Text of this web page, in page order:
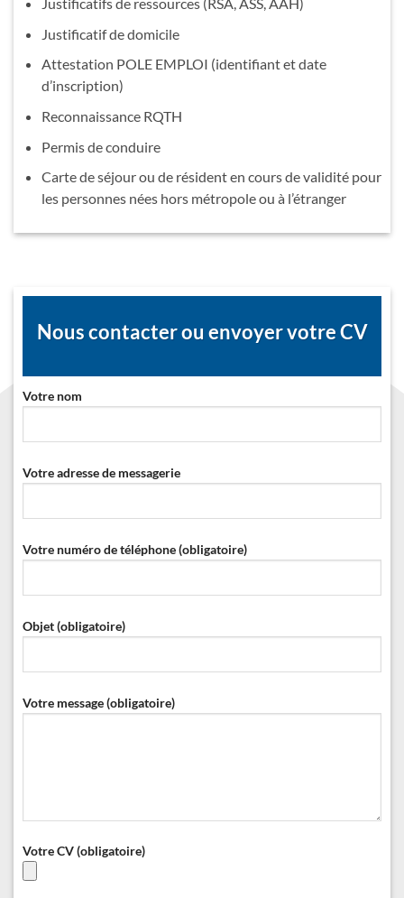
Justificatif de domicile
Attestation POLE EMPLOI (identifiant et date
d’inscription)
Reconnaissance RQTH
Permis de conduire
Carte de séjour ou de résident en cours de validité pour
les personnes nées hors métropole ou à l’étranger
Nous contacter ou envoyer votre CV
Votre nom
Votre adresse de messagerie
Votre numéro de téléphone (obligatoire)
Objet (obligatoire)
Votre message (obligatoire)
Votre CV (obligatoire)